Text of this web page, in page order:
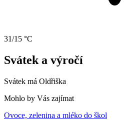
31/15 °C
Svátek a výročí
Svátek má Oldřiška
Mohlo by Vás zajímat
Ovoce, zelenina a mléko do škol